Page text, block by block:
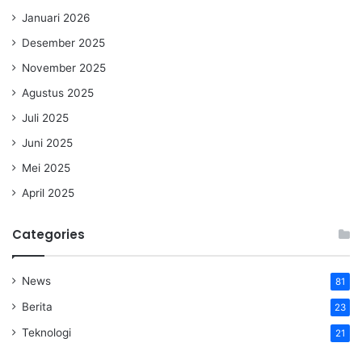
Januari 2026
Desember 2025
November 2025
Agustus 2025
Juli 2025
Juni 2025
Mei 2025
April 2025
Categories
News 81
Berita 23
Teknologi 21